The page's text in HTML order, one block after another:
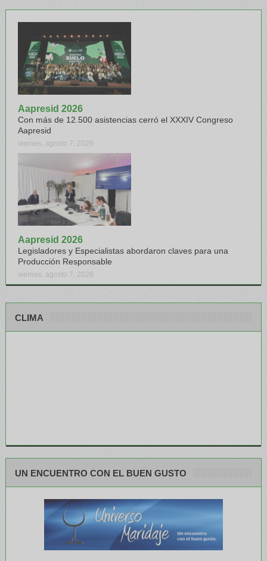
Aapresid 2026
Con más de 12.500 asistencias cerró el XXXIV Congreso
Aapresid
viernes, agosto 7, 2026
Aapresid 2026
Legisladores y Especialistas abordaron claves para una
Producción Responsable
viernes, agosto 7, 2026
CLIMA
UN ENCUENTRO CON EL BUEN GUSTO